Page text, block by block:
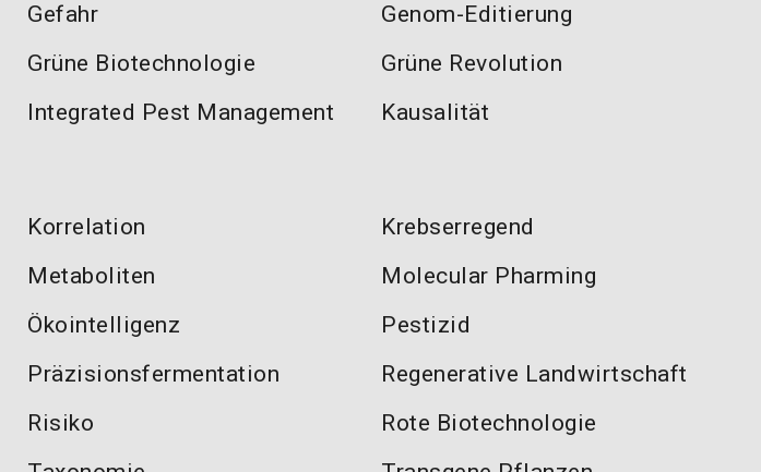
Gefahr
Genom-Editierung
Grüne Biotechnologie
Grüne Revolution
Integrated Pest Management Kausalität
Korrelation
Krebserregend
Metaboliten
Molecular Pharming
Ökointelligenz
Pestizid
Präzisionsfermentation
Regenerative Landwirtschaft
Risiko
Rote Biotechnologie